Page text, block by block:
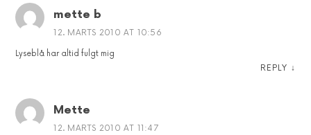
mette b
12. MARTS 2010 AT 10:56
Lyseblå har altid fulgt mig
REPLY ↓
Mette
12. MARTS 2010 AT 11:47